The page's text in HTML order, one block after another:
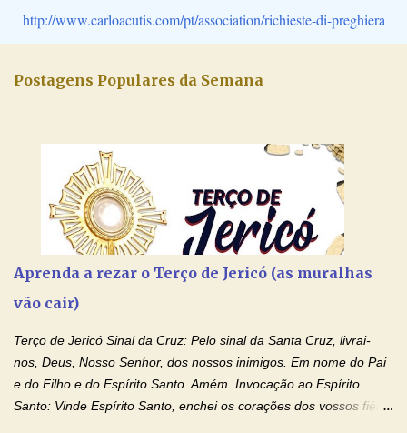
http://www.carloacutis.com/pt/association/richieste-di-preghiera
Postagens Populares da Semana
Aprenda a rezar o Terço de Jericó (as muralhas
vão cair)
Terço de Jericó Sinal da Cruz: Pelo sinal da Santa Cruz, livrai-
nos, Deus, Nosso Senhor, dos nossos inimigos. Em nome do Pai
e do Filho e do Espírito Santo. Amém. Invocação ao Espírito
Santo: Vinde Espírito Santo, enchei os corações dos vossos fiéis